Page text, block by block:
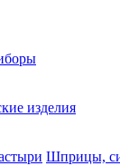
изделия
Шприцы,